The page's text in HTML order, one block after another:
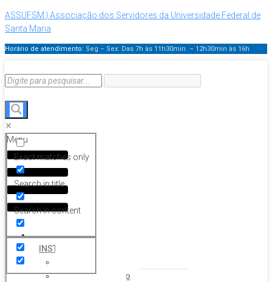
ASSUFSM | Associação dos Servidores da Universidade Federal de
Santa Maria
Horário de atendimento: Seg – Sex: Das 7h às 11h30min – 12h30min às 16h
Exact matches only
Search in title
Search in content
Menu
HOME
INSTITUCIONAL
Coordenação